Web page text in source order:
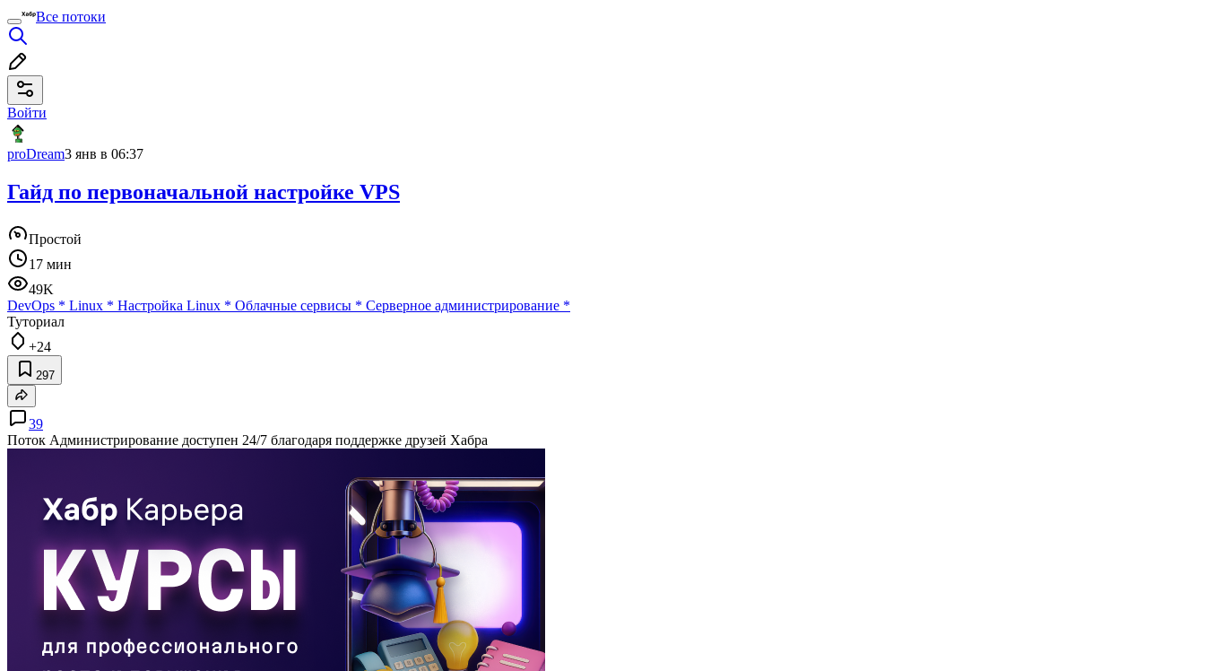
Все потоки
Войти
proDream3 янв в 06:37
Гайд по первоначальной настройке VPS
Простой
17 мин
49K
DevOps * Linux * Настройка Linux * Облачные сервисы * Серверное администрирование *
Туториал
+24
297
39
Поток Администрирование доступен 24/7 благодаря поддержке друзей Хабра